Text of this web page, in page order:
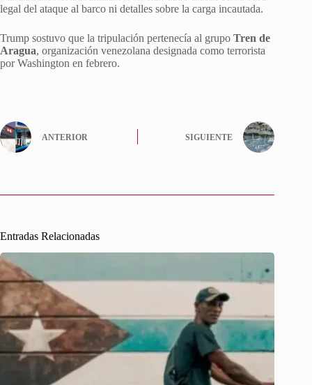
legal del ataque al barco ni detalles sobre la carga incautada.
Trump sostuvo que la tripulación pertenecía al grupo Tren de
Aragua, organización venezolana designada como terrorista
por Washington en febrero.
ANTERIOR SIGUIENTE
Entradas Relacionadas